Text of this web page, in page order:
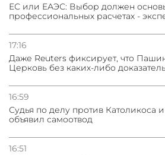
ЕС или ЕАЭС: Выбор должен
профессиональных расчетах -
17:16
Даже Reuters фиксирует, что
Церковь без каких-либо
16:59
Судья по делу против Католикоса
объявил самоотвод
16:51
31.07.2026
Сотрудничество и очереди –
погрануправления СНБ Армении в